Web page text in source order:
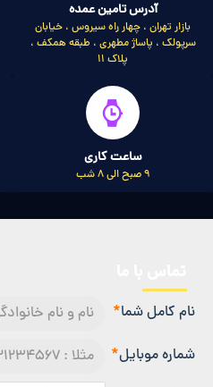
آدرس تامین عمده
بازار تهران ، چهار راه سیروس ، خیابان
سرپولک ، پاساژ مطهری ، طبقه همکف ،
پلاک 11
ساعت کاری
9 صبح الی 8 شب
نام کامل شما
شماره موبایل